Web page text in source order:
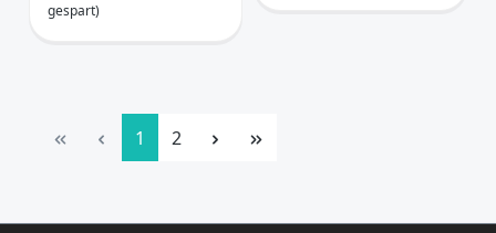
gespart)
Seite
1 Seite
2